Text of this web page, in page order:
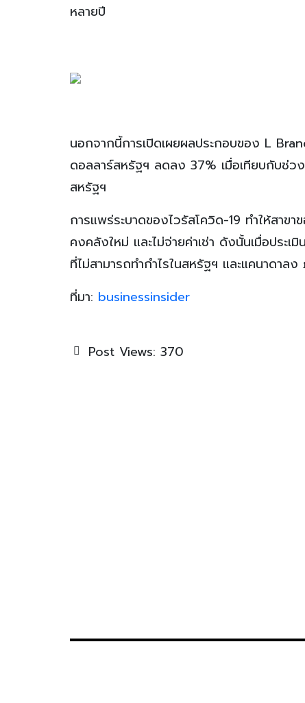
หลายปี
นอกจากนี้การเปิดเผยผลประกอบของ L
ดอลลาร์สหรัฐฯ ลดลง 37% เมื่อเทียบกับช่ว
สหรัฐฯ
การแพร่ระบาดของไวรัสโควิด-19 ทำให้สา
คงคลังใหม่ และไม่จ่ายค่าเช่า ดังนั้นเมื่อประ
ที่ไม่สามารถทำกำไรในสหรัฐฯ และแคนาดาล
ที่มา: businessinsider
Post Views: 370